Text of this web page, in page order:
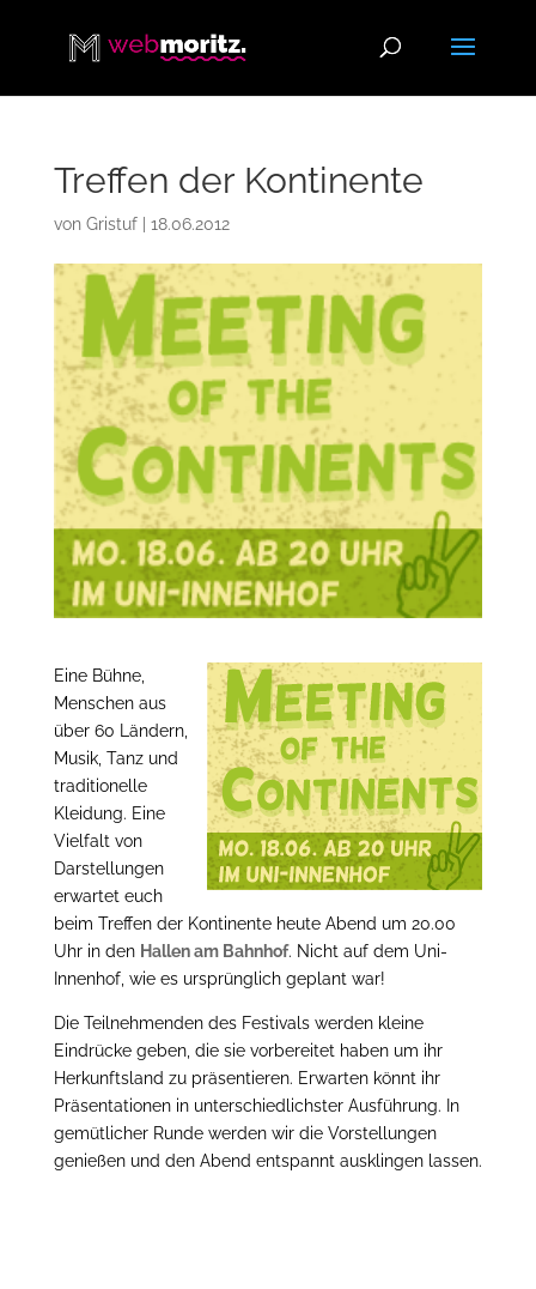
Treffen der Kontinente
von Gristuf| 18.06.2012
Eine Bühne,
Menschen aus
über 60 Ländern,
Musik, Tanz und
traditionelle
Kleidung. Eine
Vielfalt von
Darstellungen
erwartet euch
beim Treffen der Kontinente heute Abend um 20.00
Uhr in den Hallen am Bahnhof. Nicht auf dem Uni-
Innenhof, wie es ursprünglich geplant war!
Die Teilnehmenden des Festivals werden kleine
Eindrücke geben, die sie vorbereitet haben um ihr
Herkunftsland zu präsentieren. Erwarten könnt ihr
Präsentationen in unterschiedlichster Ausführung. In
gemütlicher Runde werden wir die Vorstellungen
genießen und den Abend entspannt ausklingen lassen.